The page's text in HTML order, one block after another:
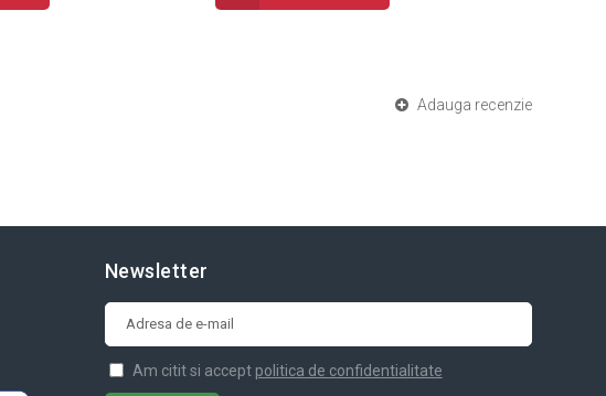
Adauga recenzie
Newsletter
Am citit si accept politica de confidentialitate